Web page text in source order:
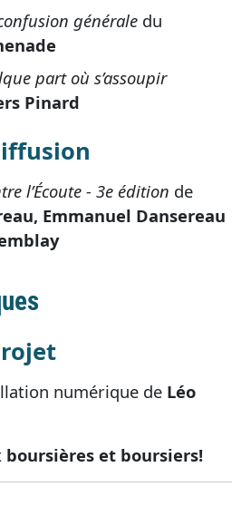
générale du
part où s’assoupir
Pinard
l’Écoute - 3e édition de
Emmanuel Dansereau
numérique de Léo
et boursiers!